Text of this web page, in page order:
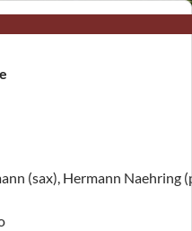
(sax), Hermann Naehring